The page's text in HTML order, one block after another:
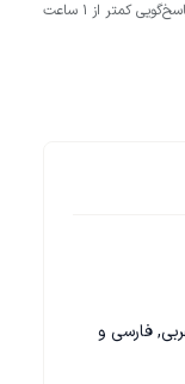
کمتر از 1 ساعت
فارسی و